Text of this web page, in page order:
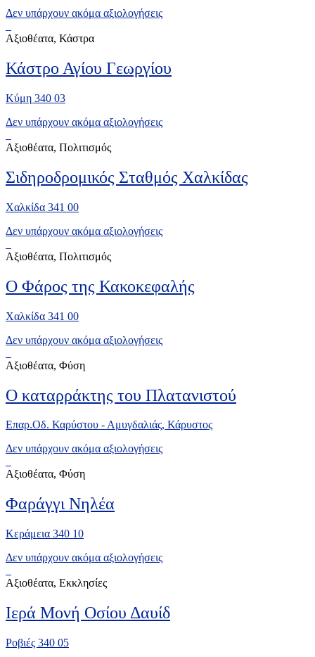
Δεν υπάρχουν ακόμα αξιολογήσεις
Αξιοθέατα, Κάστρα
Κάστρο Αγίου Γεωργίου
Κύμη 340 03
Δεν υπάρχουν ακόμα αξιολογήσεις
Αξιοθέατα, Πολιτισμός
Σιδηροδρομικός Σταθμός Χαλκίδας
Χαλκίδα 341 00
Δεν υπάρχουν ακόμα αξιολογήσεις
Αξιοθέατα, Πολιτισμός
Ο Φάρος της Κακοκεφαλής
Χαλκίδα 341 00
Δεν υπάρχουν ακόμα αξιολογήσεις
Αξιοθέατα, Φύση
Ο καταρράκτης του Πλατανιστού
Επαρ.Οδ. Καρύστου - Αμυγδαλιάς, Κάρυστος
Δεν υπάρχουν ακόμα αξιολογήσεις
Αξιοθέατα, Φύση
Φαράγγι Νηλέα
Κεράμεια 340 10
Δεν υπάρχουν ακόμα αξιολογήσεις
Αξιοθέατα, Εκκλησίες
Ιερά Μονή Οσίου Δαυίδ
Ροβιές 340 05